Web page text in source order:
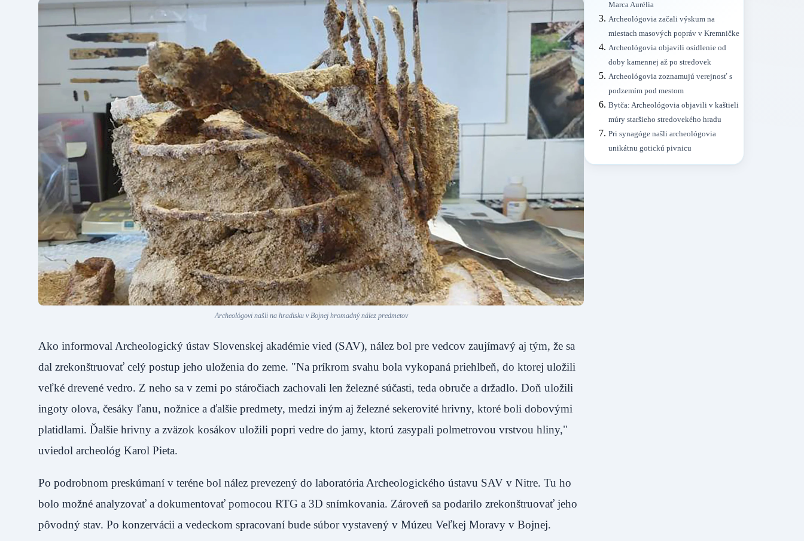
Archeológovi našli na hradisku v Bojnej hromadný nález predmetov
Ako informoval Archeologický ústav Slovenskej akadémie vied (SAV), nález bol pre vedcov zaujímavý aj tým, že sa
dal zrekonštruovať celý postup jeho uloženia do zeme. "Na príkrom svahu bola vykopaná priehlbeň, do ktorej uložili
veľké drevené vedro. Z neho sa v zemi po stáročiach zachovali len železné súčasti, teda obruče a držadlo. Doň uložili
ingoty olova, česáky ľanu, nožnice a ďalšie predmety, medzi iným aj železné sekerovité hrivny, ktoré boli dobovými
platidlami. Ďalšie hrivny a zväzok kosákov uložili popri vedre do jamy, ktorú zasypali polmetrovou vrstvou hliny,"
uviedol archeológ Karol Pieta.
Po podrobnom preskúmaní v teréne bol nález prevezený do laboratória Archeologického ústavu SAV v Nitre. Tu ho
bolo možné analyzovať a dokumentovať pomocou RTG a 3D snímkovania. Zároveň sa podarilo zrekonštruovať jeho
pôvodný stav. Po konzervácii a vedeckom spracovaní bude súbor vystavený v Múzeu Veľkej Moravy v Bojnej.
Marca Aurélia
Archeológovia začali výskum na
miestach masových popráv v Kremničke
Archeológovia objavili osídlenie od
doby kamennej až po stredovek
Archeológovia zoznamujú verejnosť s
podzemím pod mestom
Bytča: Archeológovia objavili v kaštieli
múry staršieho stredovekého hradu
Pri synagóge našli archeológovia
unikátnu gotickú pivnicu